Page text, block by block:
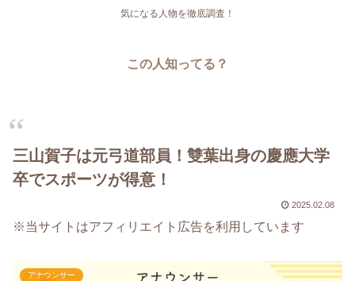
気になる人物を徹底調査！
この人知ってる？
三山賀子は元弓道部員！雙葉出身の慶應大学
卒でスポーツが得意！
2025.02.08
※当サイトはアフィリエイト広告を利用しています
アナウンサー